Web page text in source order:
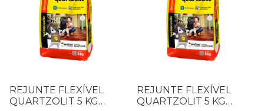
REJUNTE FLEXÍVEL
QUARTZOLIT 5 KG
REJUNTE FLEXÍVEL
QUARTZOLIT 5 KG